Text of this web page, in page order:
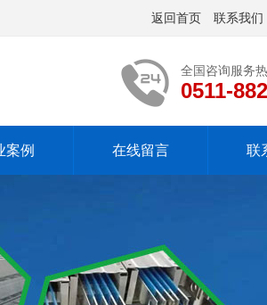
返回首页 联系我们
全国咨询服务
0511-
案例 在线留言 联